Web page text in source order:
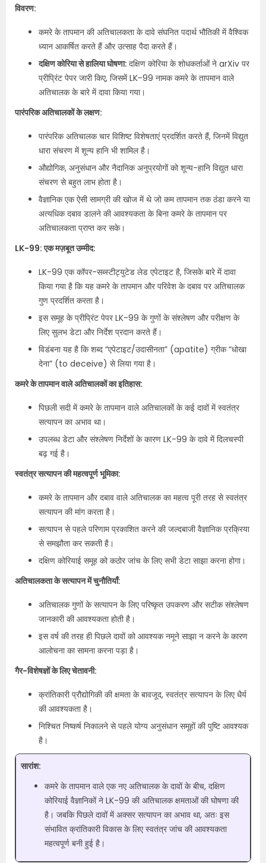
विवरण:
कमरे के तापमान की अतिचालकता के दावे संघनित पदार्थ भौतिकी में वैश्विक
ध्यान आकर्षित करते हैं और उत्साह पैदा करते हैं।
दक्षिण कोरिया से हालिया घोषणा: दक्षिण कोरिया के शोधकर्ताओं ने arXiv पर
प्रीप्रिंट पेपर जारी किए, जिसमें LK-99 नामक कमरे के तापमान वाले
अतिचालक के बारे में दावा किया गया।
पारंपरिक अतिचालकों के लक्षण:
पारंपरिक अतिचालक चार विशिष्ट विशेषताएं प्रदर्शित करते हैं, जिनमें विद्युत
धारा संचरण में शून्य हानि भी शामिल है।
औद्योगिक, अनुसंधान और नैदानिक ​​अनुप्रयोगों को शून्य-हानि विद्युत धारा
संचरण से बहुत लाभ होता है।
वैज्ञानिक एक ऐसी सामग्री की खोज में थे जो कम तापमान तक ठंडा करने या
अत्यधिक दबाव डालने की आवश्यकता के बिना कमरे के तापमान पर
अतिचालकता प्राप्त कर सके।
LK-99: एक मज़बूत उम्मीद:
LK-99 एक कॉपर-सब्स्टीट्युटेड लेड एपेटाइट है, जिसके बारे में दावा
किया गया है कि यह कमरे के तापमान और परिवेश के दबाव पर अतिचालक
गुण प्रदर्शित करता है।
इस समूह के प्रीप्रिंट पेपर LK-99 के गुणों के संश्लेषण और परीक्षण के
लिए सुलभ डेटा और निर्देश प्रदान करते हैं।
विडंबना यह है कि शब्द “एपेटाइट/उदासीनता” (apatite) ग्रीक “धोखा
देना” (to deceive) से लिया गया है।
कमरे के तापमान वाले अतिचालकों का इतिहास:
पिछली सदी में कमरे के तापमान वाले अतिचालकों के कई दावों में स्वतंत्र
सत्यापन का अभाव था।
उपलब्ध डेटा और संश्लेषण निर्देशों के कारण LK-99 के दावे में दिलचस्पी
बढ़ गई है।
स्वतंत्र सत्यापन की महत्वपूर्ण भूमिका:
कमरे के तापमान और दबाव वाले अतिचालक का महत्व पूरी तरह से स्वतंत्र
सत्यापन की मांग करता है।
सत्यापन से पहले परिणाम प्रकाशित करने की जल्दबाजी वैज्ञानिक प्रक्रिया
से समझौता कर सकती है।
दक्षिण कोरियाई समूह को कठोर जांच के लिए सभी डेटा साझा करना होगा।
अतिचालकता के सत्यापन में चुनौतियाँ:
अतिचालक गुणों के सत्यापन के लिए परिष्कृत उपकरण और सटीक संश्लेषण
जानकारी की आवश्यकता होती है।
इस वर्ष की तरह ही पिछले दावों को आवश्यक नमूने साझा न करने के कारण
आलोचना का सामना करना पड़ा है।
गैर-विशेषज्ञों के लिए चेतावनी:
क्रांतिकारी प्रौद्योगिकी की क्षमता के बावजूद, स्वतंत्र सत्यापन के लिए धैर्य
की आवश्यकता है।
निश्चित निष्कर्ष निकालने से पहले योग्य अनुसंधान समूहों की पुष्टि आवश्यक
है।
सारांश:
कमरे के तापमान वाले एक नए अतिचालक के दावों के बीच, दक्षिण
कोरियाई वैज्ञानिकों ने LK-99 की अतिचालक क्षमताओं की घोषणा की
है। जबकि पिछले दावों में अक्सर सत्यापन का अभाव था, अतः इस
संभावित क्रांतिकारी विकास के लिए स्वतंत्र जांच की आवश्यकता
महत्वपूर्ण बनी हुई है।